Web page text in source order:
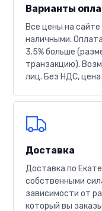
Варианты
Все цены на
наличными.
3.5% больше
транзакцию).
лиц. Без НДС, цена
Доставка
Доставка по
собственными
зависимости от
который вы